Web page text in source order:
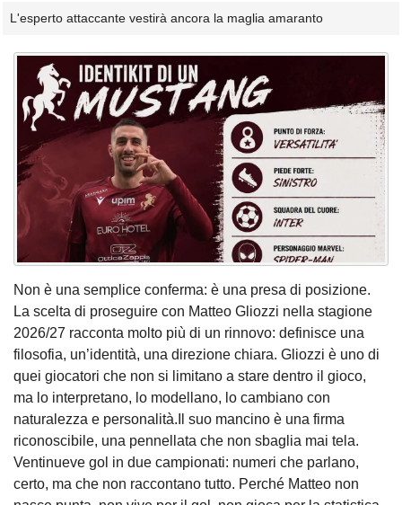
L'esperto attaccante vestirà ancora la maglia amaranto
Non è una semplice conferma: è una presa di posizione.
La scelta di proseguire con Matteo Gliozzi nella stagione
2026/27 racconta molto più di un rinnovo: definisce una
filosofia, un’identità, una direzione chiara. Gliozzi è uno di
quei giocatori che non si limitano a stare dentro il gioco,
ma lo interpretano, lo modellano, lo cambiano con
naturalezza e personalità.Il suo mancino è una firma
riconoscibile, una pennellata che non sbaglia mai tela.
Ventinueve gol in due campionati: numeri che parlano,
certo, ma che non raccontano tutto. Perché Matteo non